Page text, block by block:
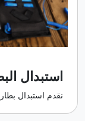
استبدال
نقدم استبدال